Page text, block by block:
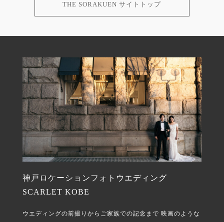
THE SORAKUEN サイトトップ
神戸ロケーションフォトウエディング
SCARLET KOBE
ウエディングの前撮りからご家族での記念まで 映画のような